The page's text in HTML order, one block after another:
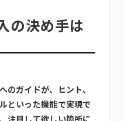
決め手は
のガイドが、ヒント、
といった機能で実現で